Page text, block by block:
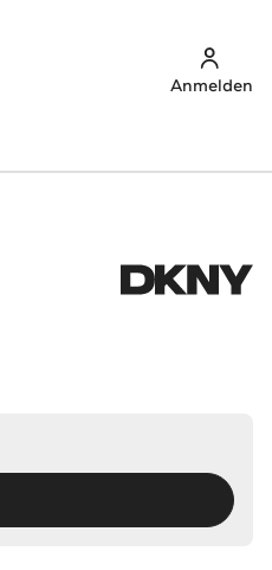
Anmelden